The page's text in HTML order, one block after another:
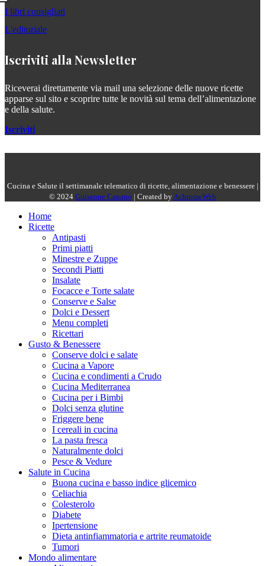
I libri consigliati
L'editoriale
Iscriviti alla Newsletter
Riceverai direttamente via mail una selezione delle nuove ricette
apparse sul sito e scoprire tutte le novità sul tema dell’alimentazione
e della salute.
Iscriviti
Cucina e Salute il settimanale telematico di ricette, alimentazione e benessere |
© 2024 Giuseppe Capano | Created byAchromeWeb
Home
Ricette
Antipasti
Primi piatti
Minestre e Zuppe
Secondi Piatti
Insalate
Focacce e Torte salate
Conserve e Salse
Dolci e Dessert
Menu completi
Ricettari
Gusto & Benessere
Conserve dolci e salate
Cucina a Vapore
Cucina e condimenti a Crudo
Cucina Mediterranea
Cucina per i Bimbi
Dolci senza glutine
Friggere bene
I cereali in cucina
La pasta fresca
Naturalmente dolci
Pesce & Vedure
Salute in Cucina
Buona cucina e basso indice glicemico
Celiachia
Colesterolo
Diabete
Ipertensione
Dieta antinfiammatoria e artrite reumatoide
Tumori
Mondo alimentare